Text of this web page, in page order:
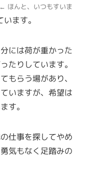
← ほんと、いつもすいま
ます。
には荷が重かった
たりしています。
もらう場があり、
いますが、希望は
す。
仕事を探してやめ
気もなく足踏みの